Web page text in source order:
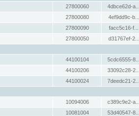
27800060 4dbce62d-a...
27800080 4ef9dd9c-b...
27800090 facc5c16-f...
27800050 d31767ef-2...
44100104 5cdc6555-8...
44100206 33092c28-2...
44100024 7deedc21-2...
10094006 c389c9e2-a...
10081004 53d40547-8...